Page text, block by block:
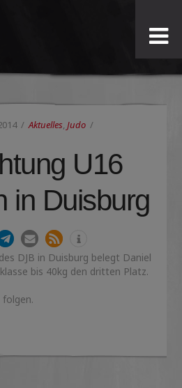
Aktuelles, Judo
U16
in Duisburg
DJB in Duisburg belegt Daniel
bis 40kg den dritten Platz.